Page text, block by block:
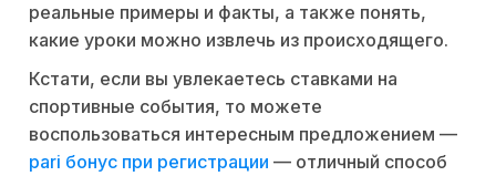
реальные примеры и факты, а также понять,
какие уроки можно извлечь из происходящего.
Кстати, если вы увлекаетесь ставками на
спортивные события, то можете
воспользоваться интересным предложением —
pari бонус при регистрации — отличный способ